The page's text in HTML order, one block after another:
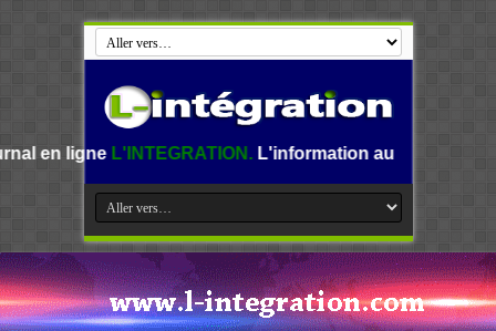
L'information au Benin, en Afrique et dans le